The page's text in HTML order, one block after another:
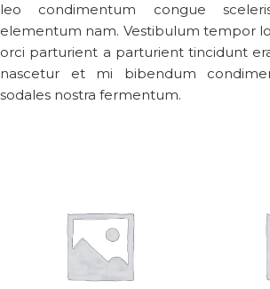
leo condimentum congue
elementum nam. Vestibulum tempor
orci parturient a parturient tincidunt
nascetur et mi bibendum
sodales nostra fermentum.